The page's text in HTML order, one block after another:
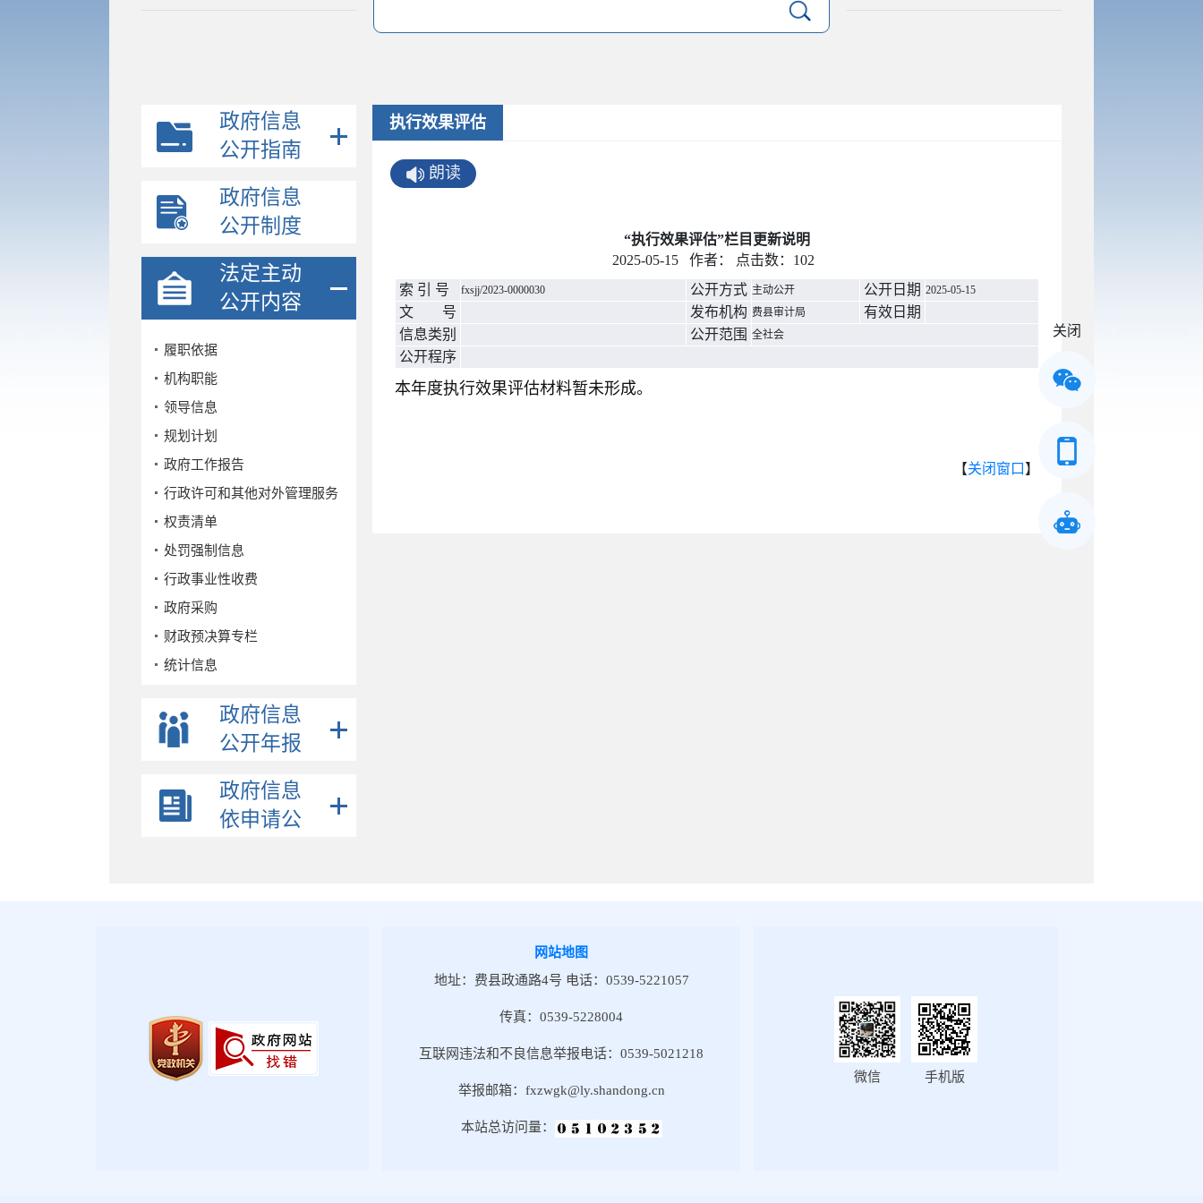
政府信息
公开指南
政府信息
公开制度
法定主动
公开内容
履职依据
机构职能
领导信息
规划计划
政府工作报告
行政许可和其他对外管理服务
权责清单
处罚强制信息
行政事业性收费
政府采购
财政预决算专栏
统计信息
事业单位招考
公示公告
财政信息
医疗卫生
社会保险
政府信息
公开年报
政府信息
依申请公
执行效果评估
朗读
“执行效果评估”栏目更新说明
2025-05-15 作者： 点击数： 102
索 引 号
fxsjj/2023-0000030 公开方式 主动公开 公开日期 2025-05-15
文 号 发布机构 费县审计局
有效日期
信息类别
公开范围 全社会
公开程序
本年度执行效果评估材料暂未形成。
【关闭窗口 】
网站地图
地址：费县政通路4号 电话：0539-5221057
传真：0539-5228004
互联网违法和不良信息举报电话：0539-5021218
举报邮箱：fxzwgk@ly.shandong.cn
本站总访问量：
微信 手机版
关闭